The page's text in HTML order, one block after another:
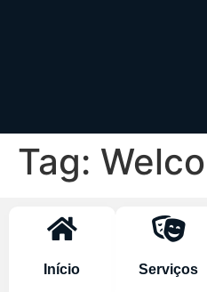
Tag:
Início Serviços